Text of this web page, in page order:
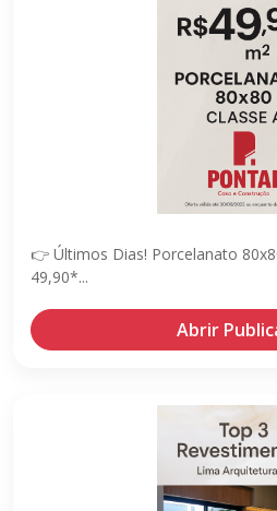
👉 Últimos Dias! Porcelanato
49,90*...
Abrir